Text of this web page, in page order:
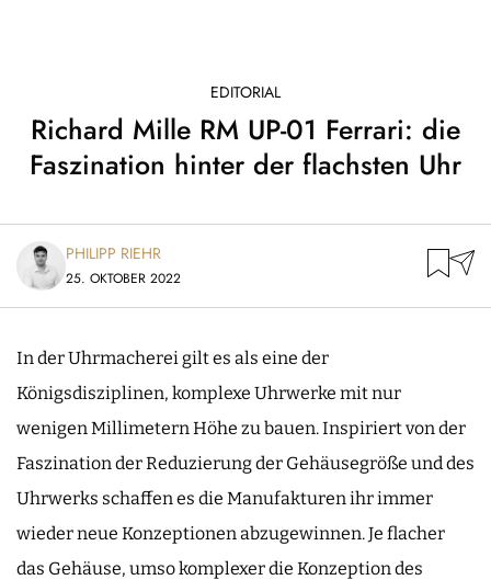
EDITORIAL
Richard Mille RM UP-01 Ferrari: die
Faszination hinter der flachsten Uhr
PHILIPP RIEHR
25. OKTOBER 2022
In der Uhrmacherei gilt es als eine der
Königsdisziplinen, komplexe Uhrwerke mit nur
wenigen Millimetern Höhe zu bauen. Inspiriert von der
Faszination der Reduzierung der Gehäusegröße und des
Uhrwerks schaffen es die Manufakturen ihr immer
wieder neue Konzeptionen abzugewinnen. Je flacher
das Gehäuse, umso komplexer die Konzeption des